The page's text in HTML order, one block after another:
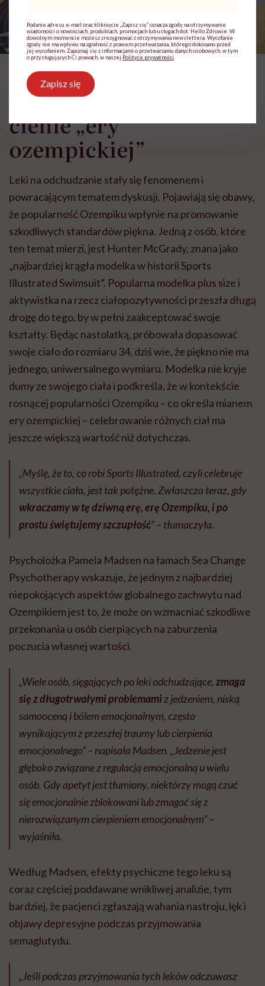
Demi Moore, 2025 r. / Zdjęcie: Lionel Hahn/Getty Images
Po blaskach czas na
cienie „ery
ozempickiej”
Leki na odchudzanie stały sięfenomenem i
powracającym tematem dyskusji. Pojawiają się obawy,
że popularność Ozempiku wpłynie na promowanie
szkodliwych standardów piękna. Jedną z osób, które
ten temat mierzi, jest Hunter McGrady, znana jako
„najbardziej krągła modelka w historii Sports
Illustrated Swimsuit”. Popularna modelka plus size i
aktywistka na rzecz ciałopozytywności przeszła długą
drogę do tego, by w pełni zaakceptować swoje
kształty. Będąc nastolatką, próbowała dopasować
swoje ciało do rozmiaru 34, dziś wie, że piękno nie ma
jednego, uniwersalnego wymiaru. Modelka nie kryje
dumy ze swojego ciała i podkreśla, że w kontekście
rosnącej popularności Ozempiku – co określa mianem
ery ozempickiej – celebrowanie różnych ciał ma
jeszcze większą wartość niż dotychczas.
„Myślę, że to, co robi Sports Illustrated, czyli celebruje
wszystkie ciała, jest tak potężne. Zwłaszcza teraz, gdy
wkraczamy w tę dziwną erę, erę Ozempiku, i po
prostu świętujemy szczupłość” – tłumaczyła.
Psycholożka Pamela Madsen na łamach Sea Change
Psychotherapy wskazuje, że jednym z najbardziej
niepokojących aspektów globalnego zachwytu nad
Ozempikiem jest to, że może on wzmacniać szkodliwe
przekonania u osób cierpiących na zaburzenia
poczucia własnej wartości.
„Wiele osób, sięgających po leki odchudzające,zmaga
się z długotrwałymi problemamiz jedzeniem, niską
samooceną i bólem emocjonalnym, często
wynikającym z przeszłej traumy lub cierpienia
emocjonalnego” – napisała Madsen.„Jedzenie jest
głęboko związane z regulacją emocjonalną u wielu
osób. Gdy apetyt jest tłumiony, niektórzy mogą czuć
się emocjonalnie zblokowani lub zmagać się z
nierozwiązanym cierpieniem emocjonalnym” –
wyjaśniła.
Według Madsen, efekty psychiczne tego leku są
coraz częściej poddawane wnikliwej analizie, tym
bardziej, że pacjenci zgłaszają wahania nastroju, lęk i
objawy depresyjne podczas przyjmowania
semaglutydu.
„Jeśli podczas przyjmowania tych leków odczuwasz
Podanie adresu e-mail oraz kliknięcie „Zapisz się” oznacza zgodę na otrzymywanie
wiadomości o nowościach, produktach, promocjach lub usługach dot. Hello Zdrowie. W
dowolnym momencie możesz zrezygnować z otrzymywania newslettera. Wycofanie
zgody nie ma wpływu na zgodność z prawem przetwarzania, którego dokonano przed
jej wycofaniem. Zapoznaj się z informacjami o przetwarzaniu danych osobowych, w tym
o przysługujących Ci prawach, w naszej Polityce prywatności
Zapisz się